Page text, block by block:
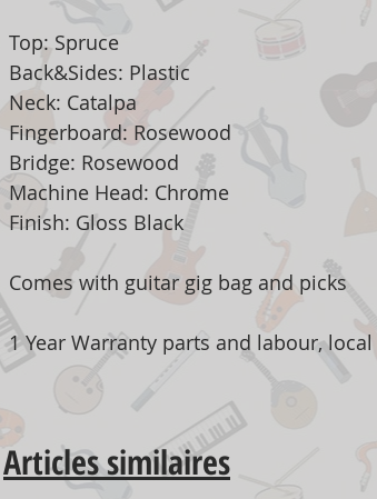
Top: Spruce
Back&Sides: Plastic
Neck: Catalpa
Fingerboard: Rosewood
Bridge: Rosewood
Machine Head: Chrome
Finish: Gloss Black
Comes with guitar gig bag and picks
1 Year Warranty parts and labour,
Articles similaires